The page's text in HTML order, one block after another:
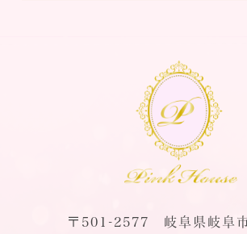
〒501-2577 岐阜県岐阜